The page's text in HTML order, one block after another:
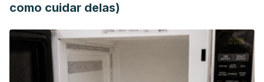
como cuidar delas)